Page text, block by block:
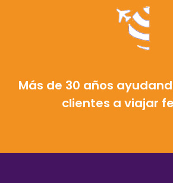
Más de 30 años
clientes a viajar